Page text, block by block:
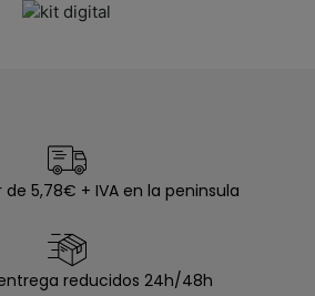
de 5,78€ + IVA en la peninsula
reducidos 24h/48h